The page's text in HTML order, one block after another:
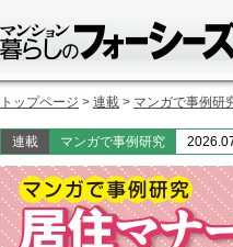
トップページ > 連載 > マンガで事例研
連載 マンガで事例研究